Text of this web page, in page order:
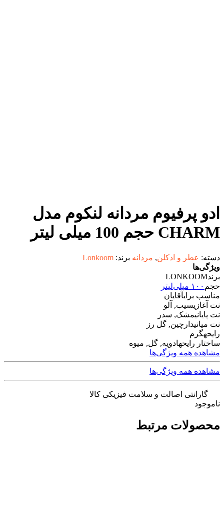
ادو پرفیوم مردانه لنکوم مدل
CHARM حجم 100 میلی لیتر
دسته: عطر و ادکلن, مردانه برند: Lonkoom
ویژگی‌ها
برندLONKOOM
حجم ۱۰۰ میلی‌لیتر
مناسب برایآقایان
نت آغازیسیب, آلو
نت پایانیمشک, سدر
نت میانیدارچین, گل رز
رایحهگرم
ساختار رایحهادویه, گل, میوه
مشاهده همه ویژگی‌ها
مشاهده همه ویژگی‌ها
گارانتی اصالت و سلامت فیزیکی کالا
ناموجود
محصولات مرتبط